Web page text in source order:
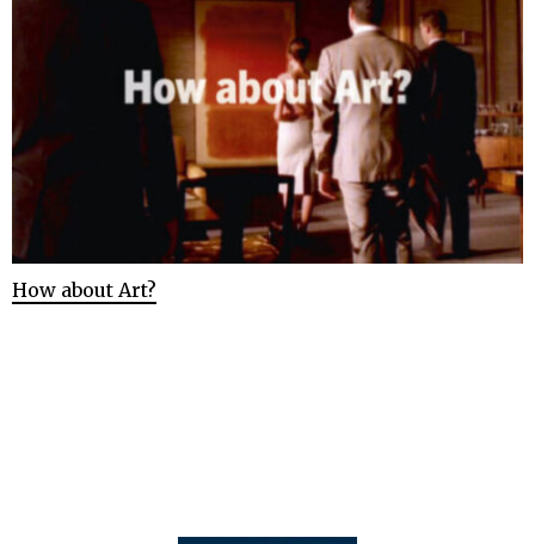
How about Art?